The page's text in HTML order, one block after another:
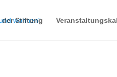
der Stiftung